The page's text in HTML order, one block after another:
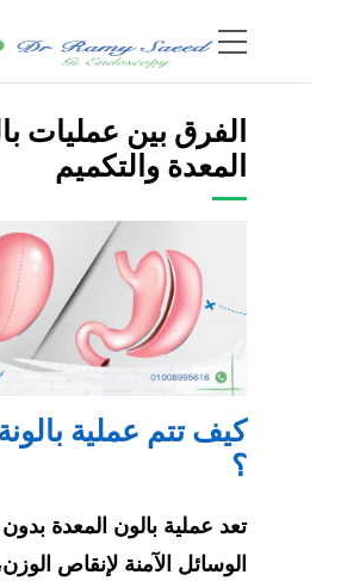
الفرق بين عمليات
المعدة والتكميم
كيف تتم عملية
؟
تعد عملية بالون المعدة
الوسائل الآمنة لإنقاص